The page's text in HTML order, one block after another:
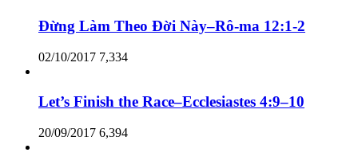
Đừng Làm Theo Đời Này–Rô-ma 12:1-2
02/10/2017 7,334
Let’s Finish the Race–Ecclesiastes 4:9–10
20/09/2017 6,394